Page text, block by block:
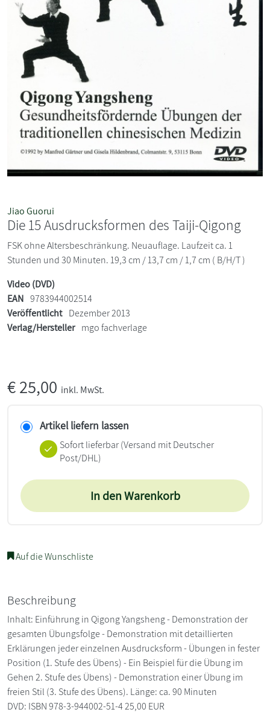
Jiao Guorui
Die 15 Ausdrucksformen des Taiji-Qigong
FSK ohne Altersbeschränkung. Neuauflage. Laufzeit ca. 1
Stunden und 30 Minuten. 19,3 cm / 13,7 cm / 1,7 cm ( B/H/T )
Video (DVD)
EAN 9783944002514
Veröffentlicht Dezember 2013
Verlag/Hersteller mgo fachverlage
€25,00 inkl. MwSt.
Artikel liefern lassen
Sofort lieferbar(Versand mit Deutscher
Post/DHL)
In den Warenkorb
Auf die Wunschliste
Beschreibung
Inhalt: Einführung in Qigong Yangsheng - Demonstration der
gesamten Übungsfolge - Demonstration mit detaillierten
Erklärungen jeder einzelnen Ausdrucksform - Übungen in fester
Position (1. Stufe des Übens) - Ein Beispiel für die Übung im
Gehen 2. Stufe des Übens) - Demonstration einer Übung im
freien Stil (3. Stufe des Übens). Länge: ca. 90 Minuten
DVD: ISBN 978-3-944002-51-4 25,00 EUR